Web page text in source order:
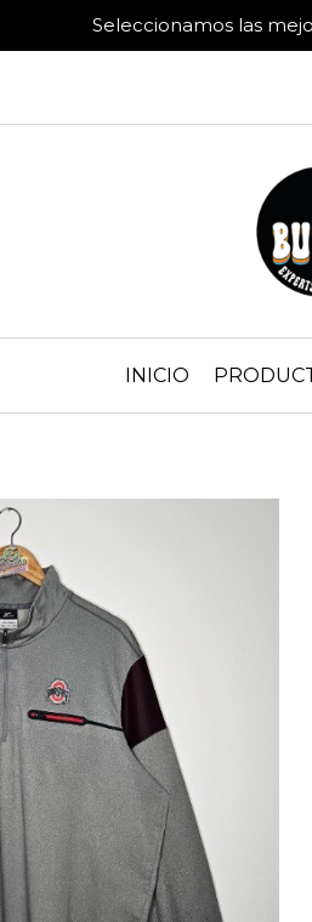
Seleccionamos las
INICIO